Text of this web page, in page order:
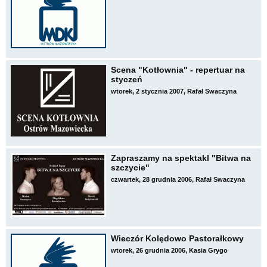
Scena "Kotłownia" - repertuar na
styczeń
wtorek, 2 stycznia 2007, Rafał Swaczyna
Zapraszamy na spektakl "Bitwa na
szczycie"
czwartek, 28 grudnia 2006, Rafał Swaczyna
Wieczór Kolędowo Pastorałkowy
wtorek, 26 grudnia 2006, Kasia Grygo